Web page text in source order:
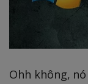
Ohh không,